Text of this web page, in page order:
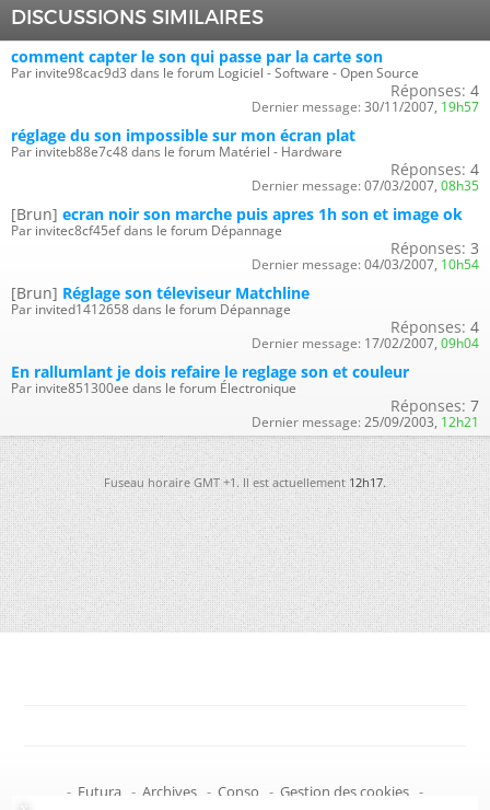
DISCUSSIONS SIMILAIRES
comment capter le son qui passe par la carte son
Par invite98cac9d3 dans le forum Logiciel - Software - Open Source
Réponses: 4
Dernier message: 30/11/2007, 19h57
réglage du son impossible sur mon écran plat
Par inviteb88e7c48 dans le forum Matériel - Hardware
Réponses: 4
Dernier message: 07/03/2007, 08h35
[Brun] ecran noir son marche puis apres 1h son et image ok
Par invitec8cf45ef dans le forum Dépannage
Réponses: 3
Dernier message: 04/03/2007, 10h54
[Brun] Réglage son téleviseur Matchline
Par invited1412658 dans le forum Dépannage
Réponses: 4
Dernier message: 17/02/2007, 09h04
En rallumlant je dois refaire le reglage son et couleur
Par invite851300ee dans le forum Électronique
Réponses: 7
Dernier message: 25/09/2003, 12h21
Fuseau horaire GMT +1. Il est actuellement12h17.
- Futura - Archives - Conso - Gestion des cookies -